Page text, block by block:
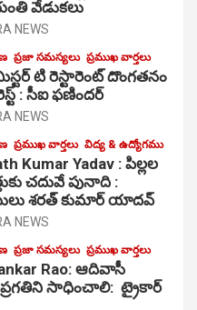
వేడుకలు
NEWS
ప్రజా సమస్యలు ప్రముఖ వార్తలు
టి రెస్టారెంట్ దొంగతనం
: సీఐ ఫణిందర్
NEWS
ప్రముఖ వార్తలు విద్య & ఉద్యోగము
Kumar Yadav : పిల్లల
చదువే పునాది :
శరత్ కుమార్ యాదవ్
NEWS
ప్రజా సమస్యలు ప్రముఖ వార్తలు
Rao: ఆదివాసీ
సాధించాలి: ట్రైకార్